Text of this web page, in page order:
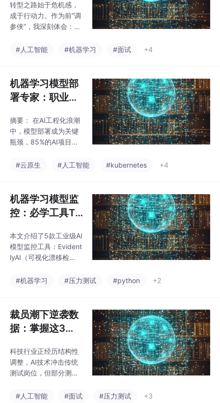
开源工具链和企业级方
案。掌握模型监控能力
的测试人员可实现从执
变，职业价值显著提
师的核心竞争力，既能
保障系统稳定性，又能
转型之路始于危机感，
成于行动力。作为前“调
参侠”，我深刻体会：AI
大其价值。那些在深夜
正是AI产品最需的工匠
精神。今天，我仍用测
试思维评估每个AI决策
入基因。致所有测试同
仁：别让“调参”定义你
的上限。跨出舒适区，
前，成为AI时代的领航
#人工智能 #机器学习 #面试 +4
机器学习模型部
署专家：职业蓝
摘要： 在AI工程化浪潮
中，模型部署成为关键
瓶颈，85%的AI项目因
值。测试工程师凭借质
独特优势。核心挑战包
括环境差异、性能鸿沟
和模型特有缺陷，而传
署验证。测试背景人才
可通过重构技术能力
（如容器化部署、模型
（成本、合规性），实
试团队转型案例显示，
介入部署环节可提
#云原生 #人工智能 #kubernetes +4
机器学习模型监
控：必学工具To
本文介绍了5款工业级AI
模型监控工具：Evident
lyAI（可视化漂移检
级数据哨兵）、Promet
务指标守护者）和Sage
Maker Model Monitor
（云原生方案）。这些
统功能验证扩展到模型
全生命周期监控，应对
性能衰减、数据漂移等
层监控设计、测试左移
#机器学习 #压力测试 #python +2
裁员潮下逆袭数
据：掌握这3项
7%
科技行业正经历结构性
调整，AI技术冲击传统
测试岗位，但部分测试
心能力实现职业跃迁：
#人工智能 #面试 #压力测试 +3